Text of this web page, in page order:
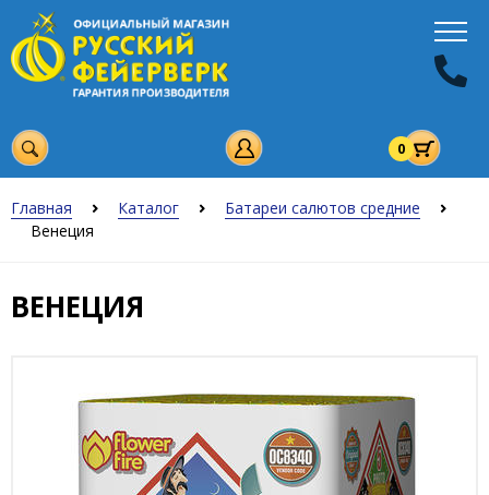
0
Главная Каталог
Батареи салютов средние
Венеция
ВЕНЕЦИЯ